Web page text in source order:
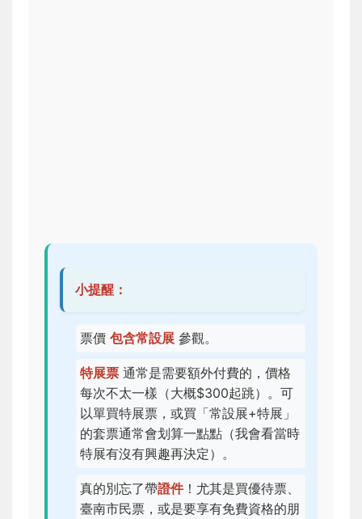
小提醒：
票價 包含常設展 參觀。
特展票 通常是需要額外付費的，價格
每次不太一樣（大概$300起跳）。可
以單買特展票，或買「常設展+特展」
的套票通常會划算一點點（我會看當時
特展有沒有興趣再決定）。
真的別忘了帶證件！尤其是買優待票、
臺南市民票，或是要享有免費資格的朋